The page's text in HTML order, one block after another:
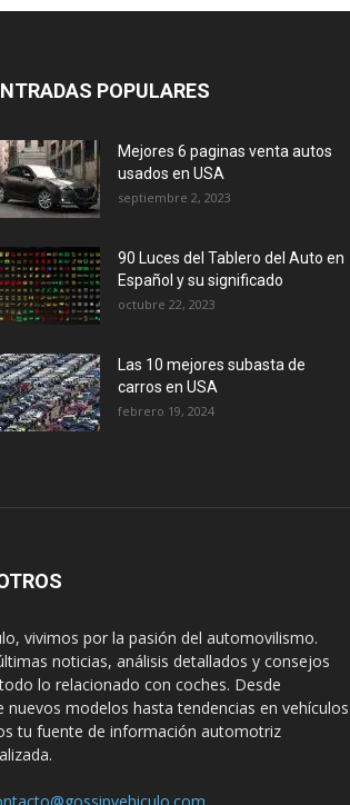
POPULARES
Mejores 6 paginas venta autos
usados en USA
septiembre 2, 2023
90 Luces del Tablero del Auto en
Español y su significado
octubre 22, 2023
Las 10 mejores subasta de
carros en USA
febrero 19, 2024
vivimos por la pasión del automovilismo.
noticias, análisis detallados y consejos
lo relacionado con coches. Desde
nuevos modelos hasta tendencias en vehículos
tu fuente de información automotriz